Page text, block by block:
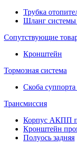
Трубка
Шланг системы
Сопутствующие
Кронштейн
Тормозная система
Скоба суппорта
Трансмиссия
Корпус АКПП
Кронштейн
Полуось задняя